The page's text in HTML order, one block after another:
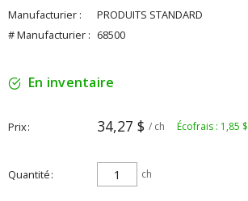
Manufacturier :
PRODUITS STANDARD
# Manufacturier : 68500
En inventaire
Prix 34,27 $ / ch Écofrais : 1,85 $
Quantité ch